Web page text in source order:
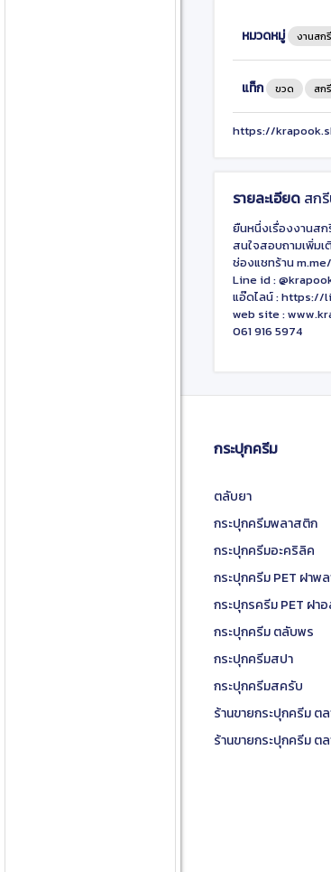
หมวดหมู่ งานสก
แท็ก ขวด สก
https://
รายละเอียด สก
ยืนหนึ่งเรื่องงานส
สนใจสอบถามเพิ่มเ
ช่องแชทร้าน
Line id :
แอ๊ดไลน์ : https://
web site :
061 916 5974
กระปุกครีม
ตลับยา
กระปุกครีมพลาสติก
กระปุกครีมอะคริลิค
กระปุกครีม PET ฝาพ
กระปุกรครีม PET ฝา
กระปุกครีม ตลับพร
กระปุกครีมสปา
กระปุกครีมสครับ
ร้านขายกระปุกครีม ต
ร้านขายกระปุกครีม ต